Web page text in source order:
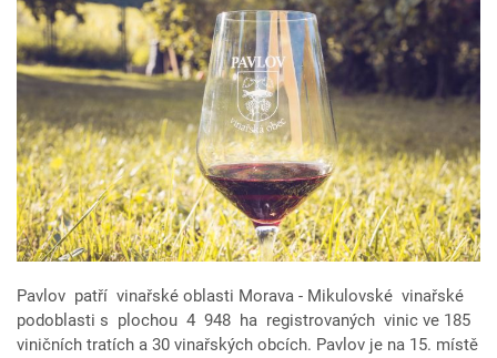
Pavlov patří vinařské oblasti Morava - Mikulovské vinařské
podoblasti s plochou 4 948 ha registrovaných vinic ve 185
viničních tratích a 30 vinařských obcích. Pavlov je na 15. místě